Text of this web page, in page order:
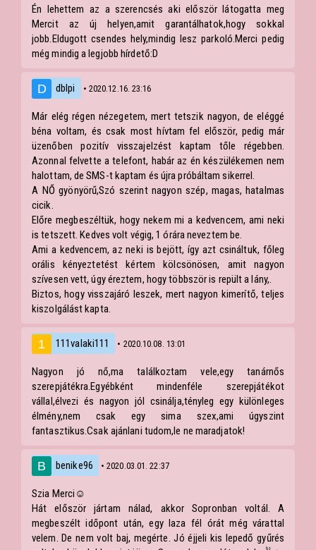
Én lehettem az a szerencsés aki először látogatta meg
Mercit az új helyen,amit garantálhatok,hogy sokkal
jobb.Eldugott csendes hely,mindig lesz parkoló.Merci pedig
még mindig a legjobb hírdető:D
dblpi • 2020.12.16. 23:16
Már elég régen nézegetem, mert tetszik nagyon, de eléggé
béna voltam, és csak most hívtam fel először, pedig már
üzenőben pozitív visszajelzést kaptam tőle régebben.
Azonnal felvette a telefont, habár az én készülékemen nem
halottam, de SMS-t kaptam és újra próbáltam sikerrel.
A NŐ gyönyörű,Szó szerint nagyon szép, magas, hatalmas
cicik.
Előre megbeszéltük, hogy nekem mi a kedvencem, ami neki
is tetszett. Kedves volt végig, 1 órára neveztem be.
Ami a kedvencem, az neki is bejött, így azt csináltuk, főleg
orális kényeztetést kértem kölcsönösen, amit nagyon
szívesen vett, úgy éreztem, hogy többször is repült a lány,.
Biztos, hogy visszajáró leszek, mert nagyon kimerítő, teljes
kiszolgálást kapta.
111valaki111 • 2020.10.08. 13:01
Nagyon jó nő,ma találkoztam vele,egy tanárnős
szerepjátékra.Egyébként mindenféle szerepjátékot
vállal,élvezi és nagyon jól csinálja,tényleg egy különleges
élmény,nem csak egy sima szex,ami úgyszint
fantasztikus.Csak ajánlani tudom,le ne maradjatok!
benike96 • 2020.03.01. 22:37
Szia Merci☺️
Hát először jártam nálad, akkor Sopronban voltál. A
megbeszélt időpont után, egy laza fél órát még várattal
velem. De nem volt baj, megérte. Jó éjjeli kis lepedő gyűrés